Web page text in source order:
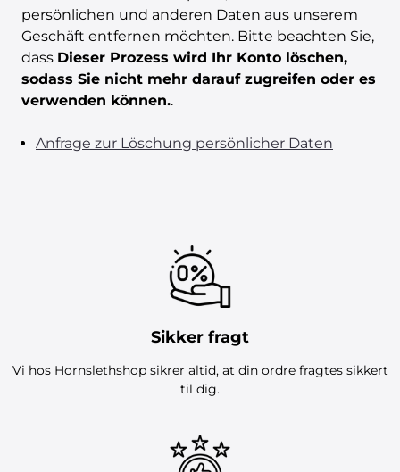
persönlichen und anderen Daten aus unserem
Geschäft entfernen möchten. Bitte beachten Sie,
dass Dieser Prozess wird Ihr Konto löschen,
sodass Sie nicht mehr darauf zugreifen oder es
verwenden können..
Anfrage zur Löschung persönlicher Daten
Sikker fragt
Vi hos Hornslethshop sikrer altid, at din ordre fragtes sikkert
til dig.